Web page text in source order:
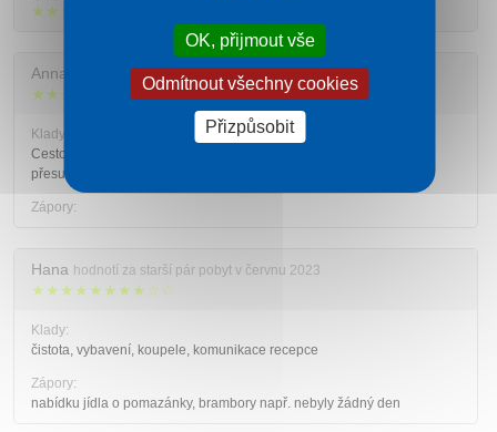
★★★★★★★★☆☆
Anna hodnotí za starší pár pobyt v červnu 2023
★★★★★★★★★☆
Klady:
Cestovní kancelář na základě žádosti Hotelu Aqua Termál nás
přesunuli na hotel Aqua Sol, kde jsme byli velice spokojení
Zápory:
Hana hodnotí za starší pár pobyt v červnu 2023
★★★★★★★★☆☆
Klady:
čistota, vybavení, koupele, komunikace recepce
Zápory:
nabídku jídla o pomazánky, brambory např. nebyly žádný den
OK, přijmout vše
Odmítnout všechny cookies
Přizpůsobit